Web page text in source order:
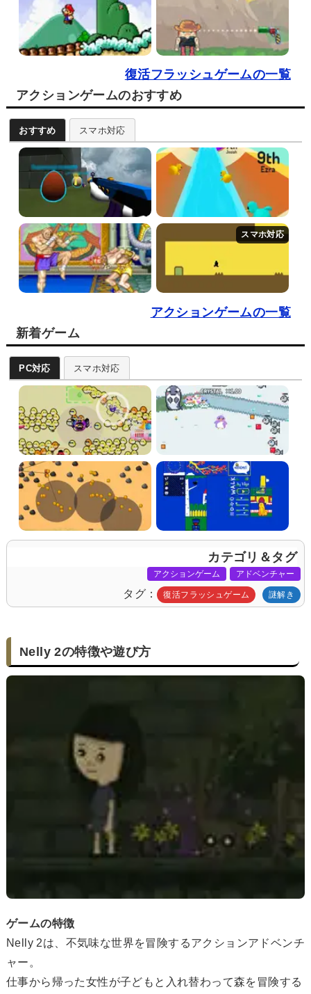
復活フラッシュゲームの一覧
アクションゲームのおすすめ
おすすめ スマホ対応
アクションゲームの一覧
新着ゲーム
PC対応 スマホ対応
カテゴリ＆タグ
アクションゲーム アドベンチャー
タグ 復活フラッシュゲーム 謎解き
Nelly 2の特徴や遊び方
ゲームの特徴
Nelly 2は、不気味な世界を冒険するアクションアドベンチ
ャー。
仕事から帰った女性が子どもと入れ替わって森を冒険する